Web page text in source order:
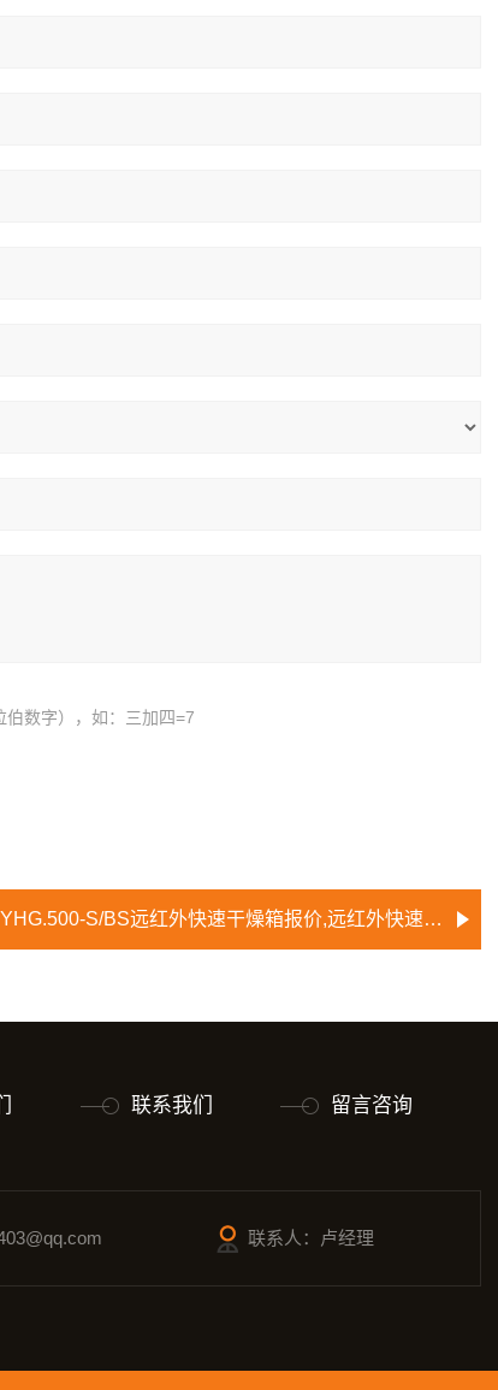
数字），如：三加四=7
YHG.500-S/BS远红外快速干燥箱报价,远红外快速节能鼓风干燥箱
联系我们 留言咨询
联系人：卢经理